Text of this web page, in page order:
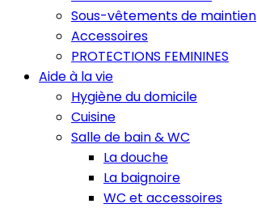
Sous-vêtements de maintien
Accessoires
PROTECTIONS FEMININES
Aide à la vie
Hygiène du domicile
Cuisine
Salle de bain & WC
La douche
La baignoire
WC et accessoires